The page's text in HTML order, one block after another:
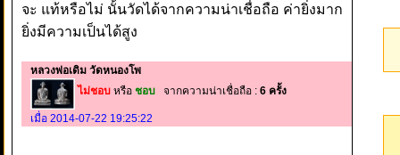
จะ แท้หรือไม่ นั้นวัดได้จากความน่าเชื่อถือ ค่ายิ่งมาก
ยิ่งมีความเป็นได้สูง
หลวงพ่อเดิม วัดหนองโพ
ไม่ชอบ หรือ ชอบ จากความน่าเชื่อถือ : 6 ครั้ง
เมื่อ 2014-07-22 19:25:22